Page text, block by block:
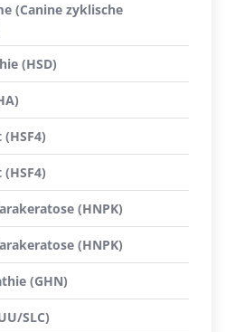
(Canine zyklische
(HSD)
(HNPK)
(HNPK)
(GHN)
SLC)